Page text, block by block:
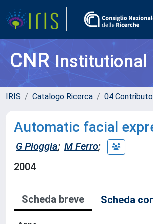
CNRInstitutional
IRIS Catalogo Ricerca 04
Automatic facial
G Pioggia; M Ferro;
2004
Scheda breve Scheda